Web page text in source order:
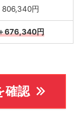
806,340円
676,340円
確認